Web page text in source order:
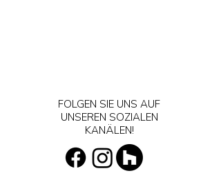
FOLGEN SIE UNS AUF
UNSEREN SOZIALEN
KANÄLEN!